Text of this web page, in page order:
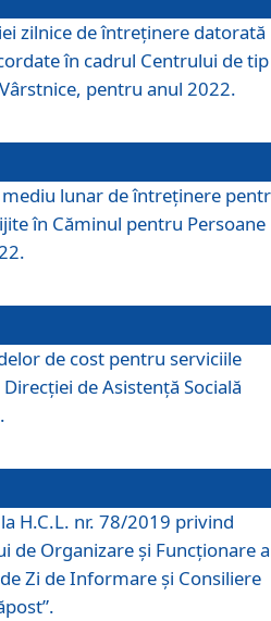
zilnice de întreținere datorată
în cadrul Centrului de tip
pentru anul 2022.
lunar de întreţinere
în Căminul pentru Persoane
de cost pentru serviciile
de Asistență Socială
H.C.L. nr. 78/2019 privind
de Organizare și Funcționare
Zi de Informare şi Consiliere